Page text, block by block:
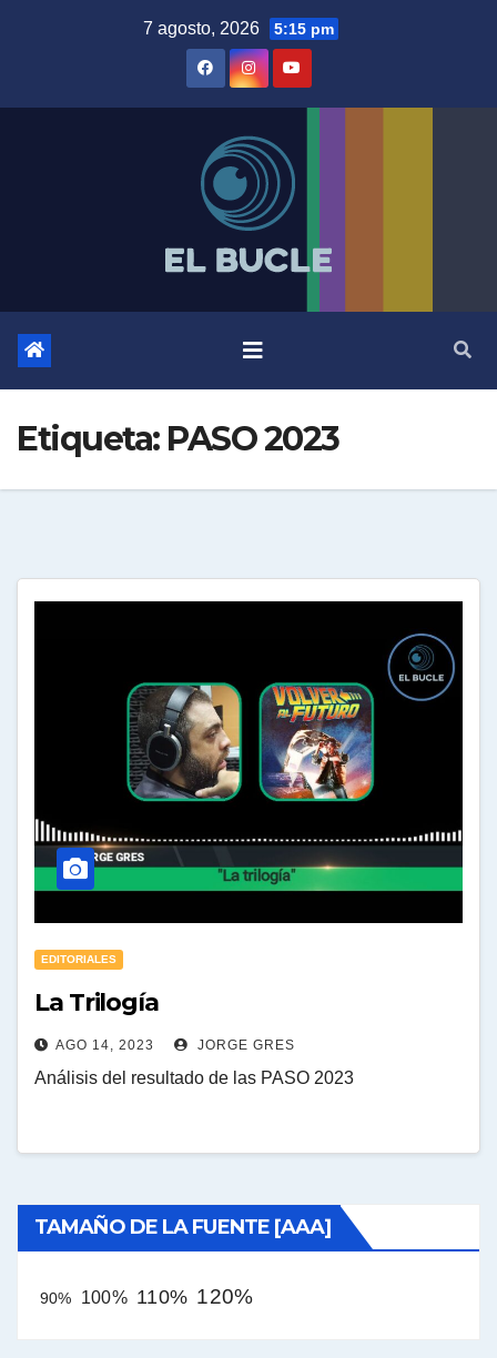
7 agosto, 2026 5:15 pm
Etiqueta: PASO 2023
EDITORIALES
La Trilogía
AGO 14, 2023 JORGE GRES
Análisis del resultado de las PASO 2023
TAMAÑO DE LA FUENTE [AAA]
90% 100% 110% 120%